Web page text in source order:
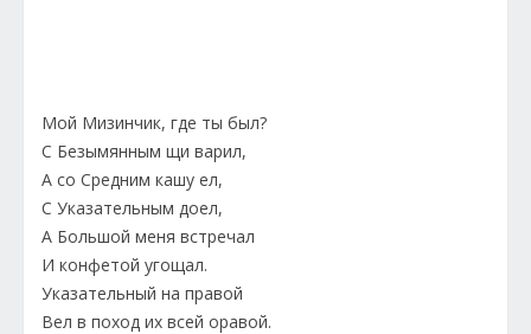
Мой Мизинчик, где ты был?
С Безымянным щи варил,
А со Средним кашу ел,
С Указательным доел,
А Большой меня встречал
И конфетой угощал.
Указательный на правой
Вел в поход их всей оравой.